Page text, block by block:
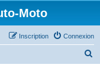
Moto
Connexion
Inscription